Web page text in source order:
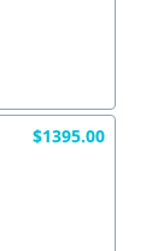
$1395.00